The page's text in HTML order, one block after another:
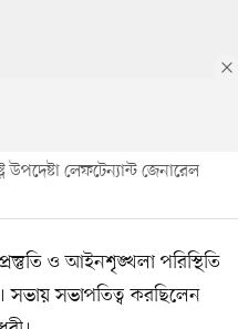
উপদেষ্টা লেফটেন্যান্ট জেনারেল
প্রস্তুতি ও আইনশৃঙ্খলা পরিস্থিতি
সভায় সভাপতিত্ব করছিলেন